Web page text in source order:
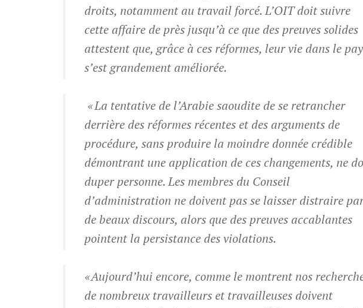
droits, notamment au travail forcé. L’OIT doit suivre
cette affaire de près jusqu’à ce que des preuves solides
attestent que, grâce à ces réformes, leur vie dans le
s’est grandement améliorée.
« La tentative de l’Arabie saoudite de se retrancher
derrière des réformes récentes et des arguments de
procédure, sans produire la moindre donnée crédible
démontrant une application de ces changements, ne
duper personne. Les membres du Conseil
d’administration ne doivent pas se laisser distraire
de beaux discours, alors que des preuves accablantes
pointent la persistance des violations.
« Aujourd’hui encore, comme le montrent nos
de nombreux travailleurs et travailleuses doivent